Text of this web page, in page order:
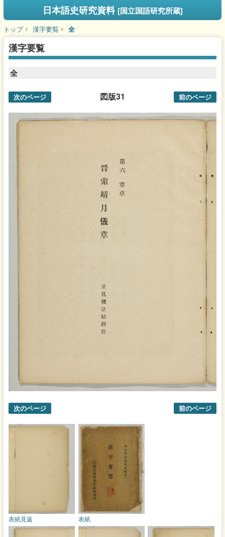
日本語史研究資料 [国立国語研究所蔵]
トップ 漢字要覧 全
漢字要覧
全
図版31
次のページ 前のページ
次のページ 前のページ
表紙
表紙見返